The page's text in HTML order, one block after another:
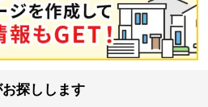
探しします